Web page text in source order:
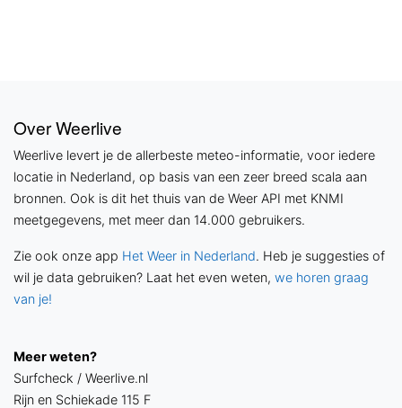
Over Weerlive
Weerlive levert je de allerbeste meteo-informatie, voor iedere
locatie in Nederland, op basis van een zeer breed scala aan
bronnen. Ook is dit het thuis van de Weer API met KNMI
meetgegevens, met meer dan 14.000 gebruikers.
Zie ook onze app Het Weer in Nederland. Heb je suggesties of
wil je data gebruiken? Laat het even weten, we horen graag
van je!
Meer weten?
Surfcheck / Weerlive.nl
Rijn en Schiekade 115 F